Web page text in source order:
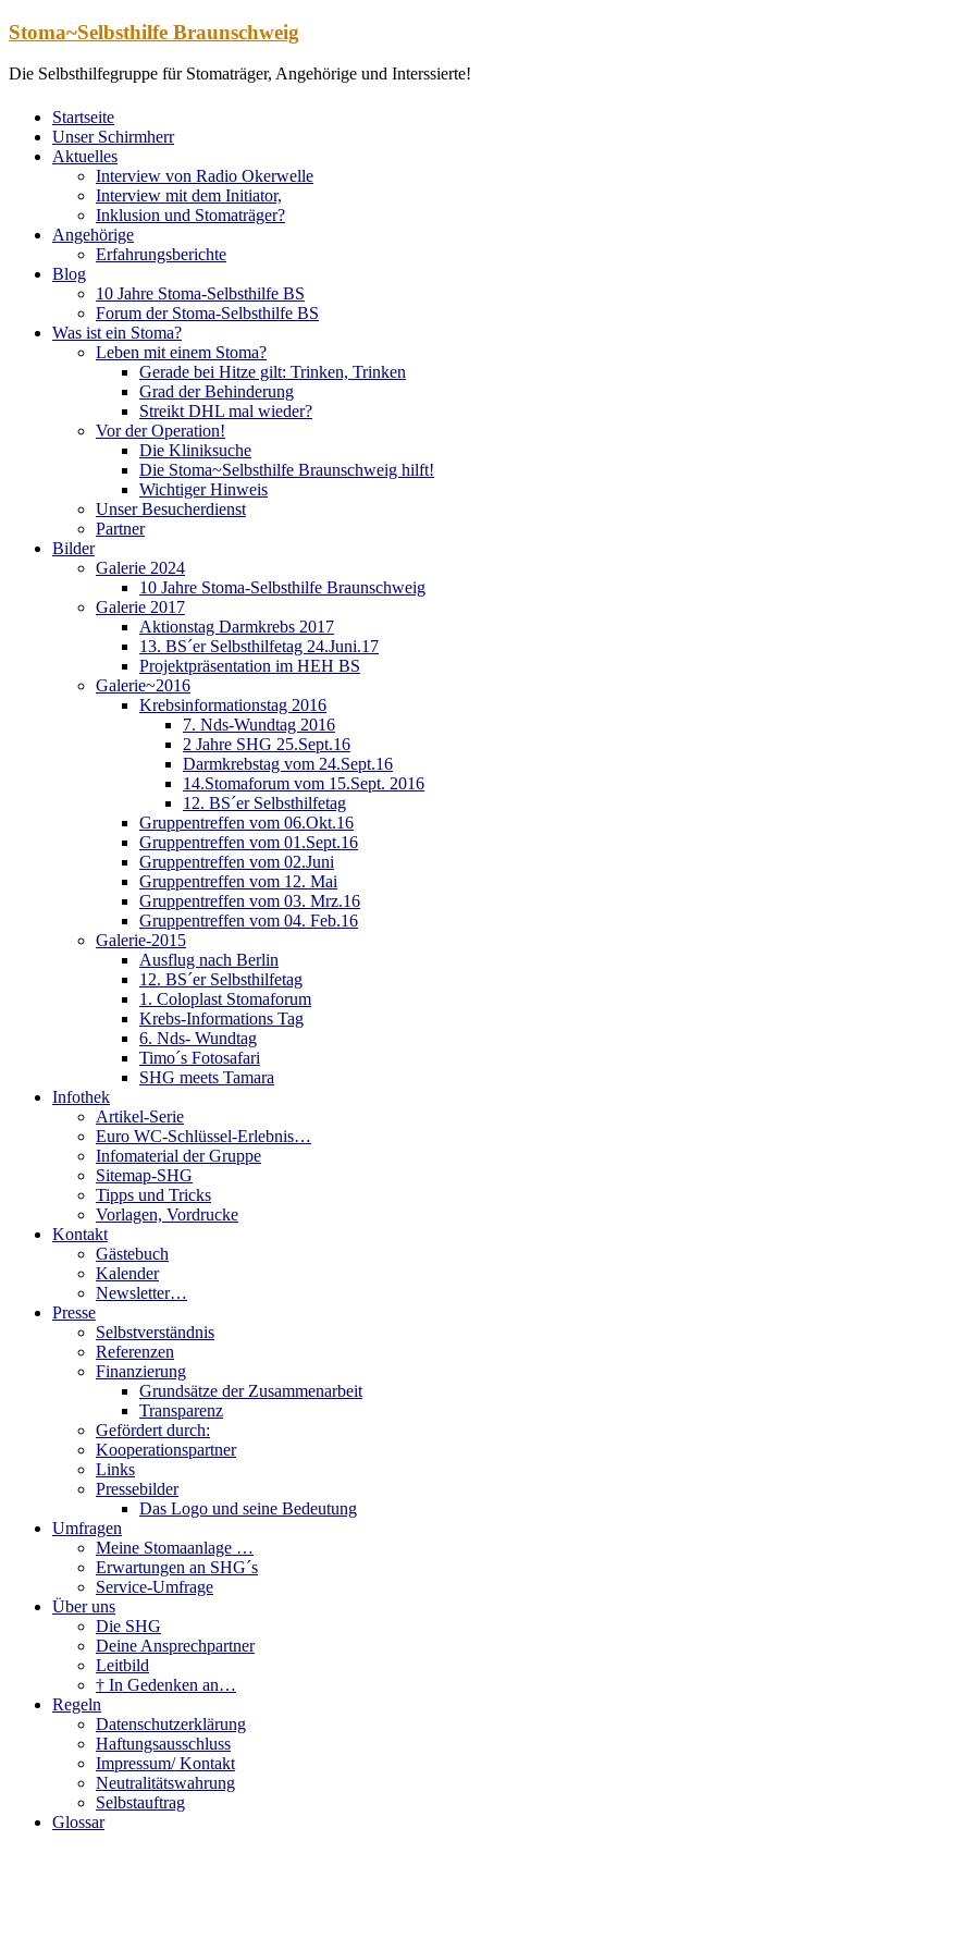
Zum
springen
Stoma~Selbsthilfe Braunschweig
Die Selbsthilfegruppe für Stomaträger, Angehörige und Interssierte!
Startseite
Unser Schirmherr
Aktuelles
Interview von Radio Okerwelle
Interview mit dem Initiator,
Inklusion und Stomaträger?
Angehörige
Erfahrungsberichte
Blog
10 Jahre Stoma-Selbsthilfe BS
Forum der Stoma-Selbsthilfe BS
Was ist ein Stoma?
Leben mit einem Stoma?
Gerade bei Hitze gilt: Trinken, Trinken
Grad der Behinderung
Streikt DHL mal wieder?
Vor der Operation!
Die Kliniksuche
Die Stoma~Selbsthilfe Braunschweig hilft!
Wichtiger Hinweis
Unser Besucherdienst
Partner
Bilder
Galerie 2024
10 Jahre Stoma-Selbsthilfe Braunschweig
Galerie 2017
Aktionstag Darmkrebs 2017
13. BS´er Selbsthilfetag 24.Juni.17
Projektpräsentation im HEH BS
Galerie~2016
Krebsinformationstag 2016
7. Nds-Wundtag 2016
2 Jahre SHG 25.Sept.16
Darmkrebstag vom 24.Sept.16
14.Stomaforum vom 15.Sept. 2016
12. BS´er Selbsthilfetag
Gruppentreffen vom 06.Okt.16
Gruppentreffen vom 01.Sept.16
Gruppentreffen vom 02.Juni
Gruppentreffen vom 12. Mai
Gruppentreffen vom 03. Mrz.16
Gruppentreffen vom 04. Feb.16
Galerie-2015
Ausflug nach Berlin
12. BS´er Selbsthilfetag
1. Coloplast Stomaforum
Krebs-Informations Tag
6. Nds- Wundtag
Timo´s Fotosafari
SHG meets Tamara
Infothek
Artikel-Serie
Euro WC-Schlüssel-Erlebnis…
Infomaterial der Gruppe
Sitemap-SHG
Tipps und Tricks
Vorlagen, Vordrucke
Kontakt
Gästebuch
Kalender
Newsletter…
Presse
Selbstverständnis
Referenzen
Finanzierung
Grundsätze der Zusammenarbeit
Transparenz
Gefördert durch:
Kooperationspartner
Links
Pressebilder
Das Logo und seine Bedeutung
Umfragen
Meine Stomaanlage …
Erwartungen an SHG´s
Service-Umfrage
Über uns
Die SHG
Deine Ansprechpartner
Leitbild
† In Gedenken an…
Regeln
Datenschutzerklärung
Haftungsausschluss
Impressum/ Kontakt
Neutralitätswahrung
Selbstauftrag
Glossar